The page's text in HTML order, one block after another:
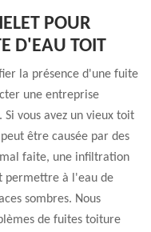
POUR
D'EAU TOIT
la présence d'une fuite
une entreprise
vous avez un vieux toit
être causée par des
faite, une infiltration
permettre à l'eau de
sombres. Nous
de fuites toiture